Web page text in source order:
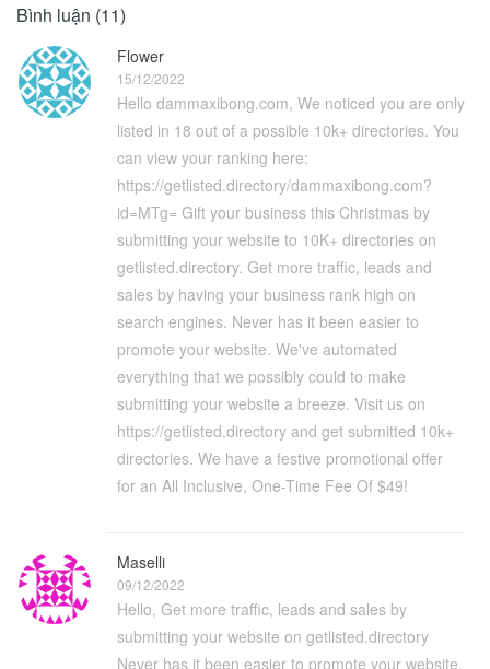
Bình luận (11)
Flower
15/12/2022
Hello dammaxibong.com, We noticed you are only
listed in 18 out of a possible 10k+ directories. You
can view your ranking here:
https://getlisted.directory/dammaxibong.com?
id=MTg= Gift your business this Christmas by
submitting your website to 10K+ directories on
getlisted.directory. Get more traffic, leads and
sales by having your business rank high on
search engines. Never has it been easier to
promote your website. We've automated
everything that we possibly could to make
submitting your website a breeze. Visit us on
https://getlisted.directory and get submitted 10k+
directories. We have a festive promotional offer
for an All Inclusive, One-Time Fee Of $49!
Maselli
09/12/2022
Hello, Get more traffic, leads and sales by
submitting your website on getlisted.directory
Never has it been easier to promote your website.